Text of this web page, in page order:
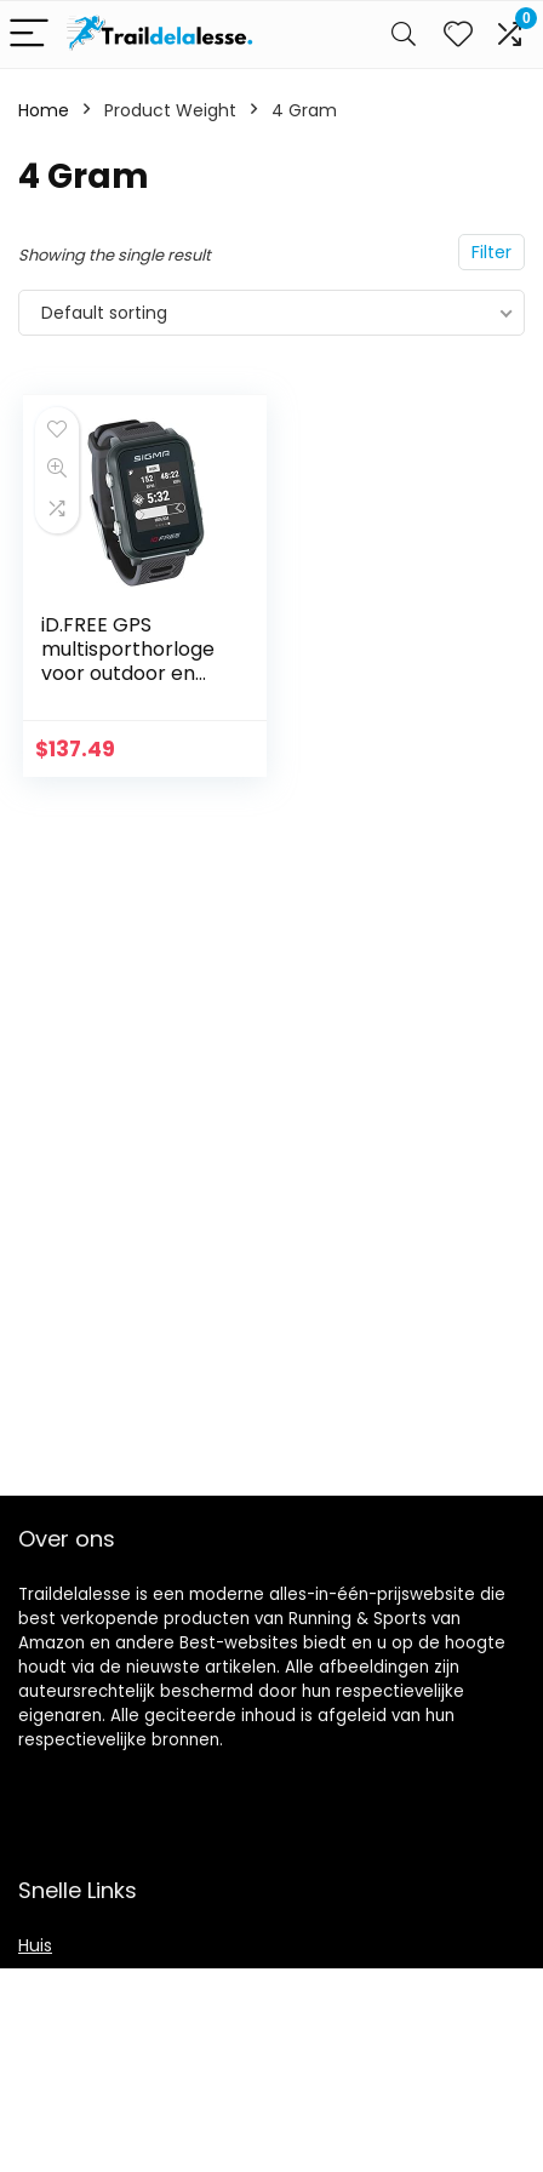
0
Home Product Weight 4 Gram
4 Gram
Filter
Showing the single result
Default sorting
iD.FREE GPS
multisporthorloge
voor outdoor en
geocaching,
$137.49
Over ons
Traildelalesse is een moderne alles-in-één-prijswebsite die
best verkopende producten van Running & Sports van
Amazon en andere Best-websites biedt en u op de hoogte
houdt via de nieuwste artikelen. Alle afbeeldingen zijn
auteursrechtelijk beschermd door hun respectievelijke
eigenaren. Alle geciteerde inhoud is afgeleid van hun
respectievelijke bronnen.
Snelle Links
Huis